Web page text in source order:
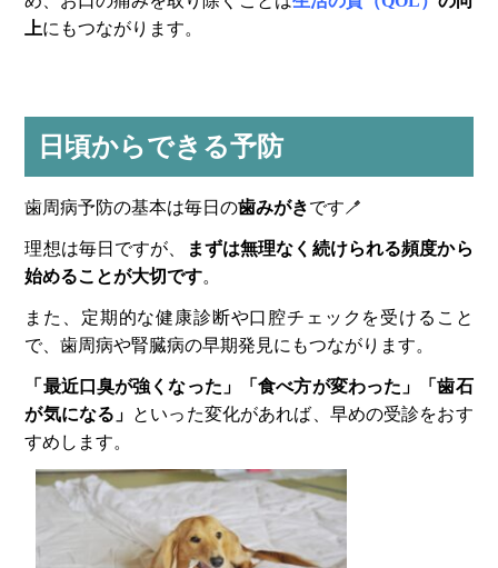
上にもつながります。
日頃からできる予防
歯周病予防の基本は毎日の歯みがきです🪥
理想は毎日ですが、
まずは無理なく続けられる頻度から
始めることが大切です。
また、定期的な健康診断や口腔チェックを受けること
で、歯周病や腎臓病の早期発見にもつながります。
「最近口臭が強くなった」「食べ方が変わった」「歯石
が気になる」 といった変化があれば、早めの受診をおす
すめします。